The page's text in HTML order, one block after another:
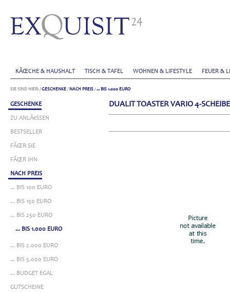
KÃŒCHE & HAUSHALT TISCH & TAFEL WOHNEN & LIFESTYLE FEUER &
SIE SIND HIER: /GESCHENKE / NACH PREIS /... BIS 1.000 EURO
GESCHENKE
ZU ANLÃ€SSEN
BESTSELLER
FÃŒR SIE
FÃŒR IHN
NACH PREIS
... BIS 100 EURO
... BIS 150 EURO
... BIS 250 EURO
... BIS 1.000 EURO
... BIS 2.000 EURO
... BIS 5.000 EURO
... BUDGET EGAL
GUTSCHEINE
DUALIT TOASTER VARIO 4-